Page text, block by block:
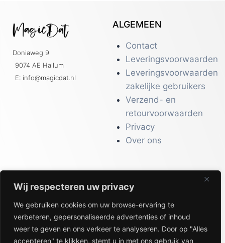
Wij respecteren uw privacy
We gebruiken cookies om uw browse-ervaring te
verbeteren, gepersonaliseerde advertenties of inhoud
weer te geven en ons verkeer te analyseren. Door op "Alles
accepteren" te klikken, stemt u in met ons gebruik van
Doniaweg 9
9074 AE Hallum
E: info@magicdat.nl
ALGEMEEN
Contact
Leveringsvoorwaarden
Leveringsvoorwaarden
zakelijke gebruikers
Verzend- en
retourvoorwaarden
Privacy
Over ons
CATALOGI
Workwear &
Veiligheid
Kantoor & Receptie